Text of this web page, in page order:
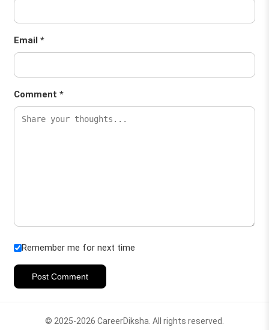
Email *
Comment *
Remember me for next time
Post Comment
© 2025-2026 CareerDiksha. All rights reserved.